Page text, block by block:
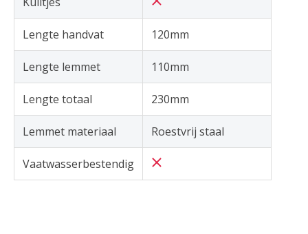
Lengte handvat 120mm
Lengte lemmet 110mm
Lengte totaal 230mm
Lemmet materiaal Roestvrij staal
Vaatwasserbestendig